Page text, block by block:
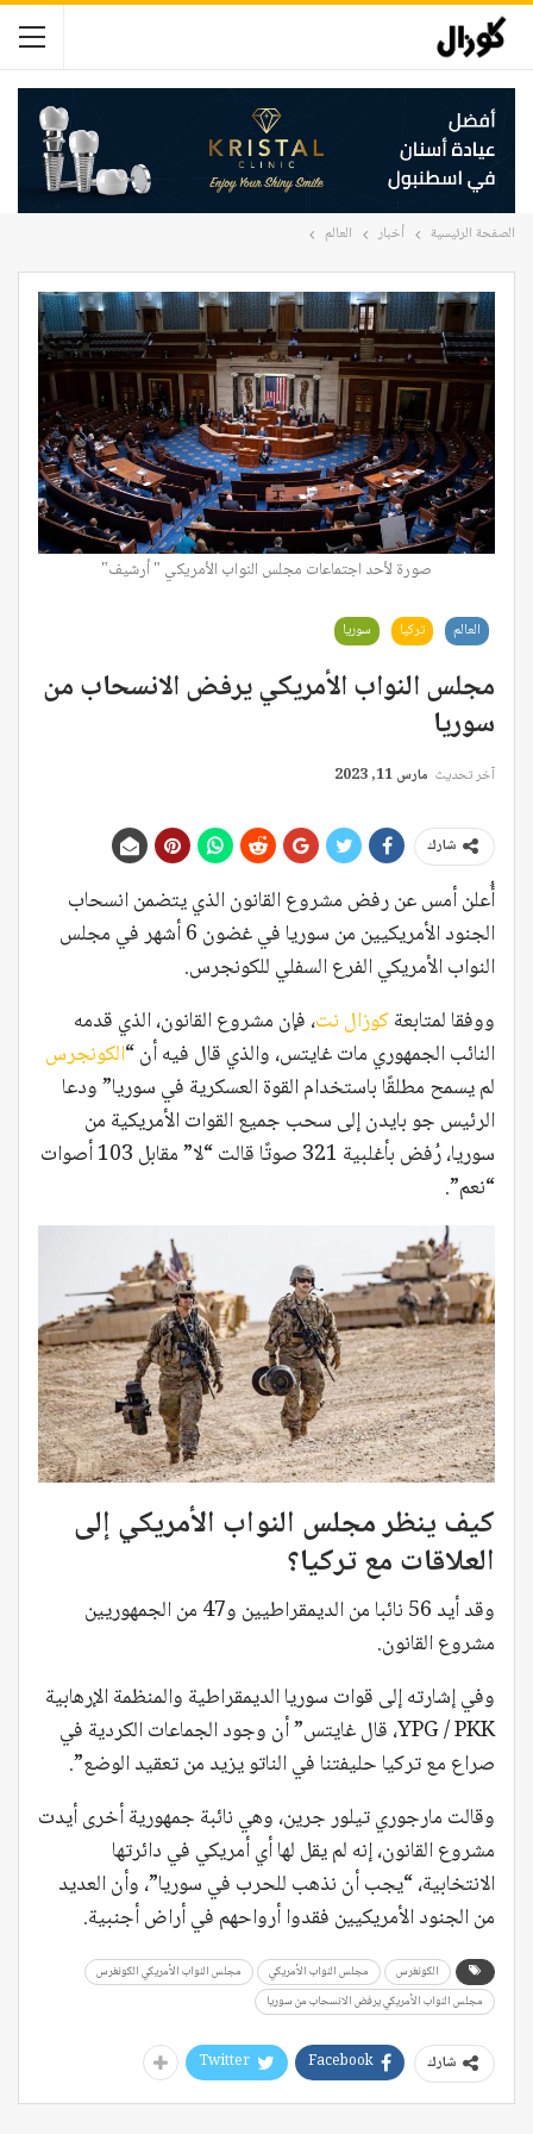
الصفحة الرئيسية أخبار العالم
صورة لأحد اجتماعات مجلس النواب الأمريكي " أرشيف"
العالم تركيا سوريا
مجلس النواب الأمريكي يرفض الانسحاب من
سوريا
آخر تحديث مارس 11, 2023
شارك
أُعلن أمس عن رفض مشروع القانون الذي يتضمن انسحاب
الجنود الأمريكيين من سوريا في غضون 6 أشهر في مجلس
النواب الأمريكي الفرع السفلي للكونجرس.
ووفقا لمتابعةكوزال نت، فإن مشروع القانون، الذي قدمه
النائب الجمهوري مات غايتس، والذي قال فيه أن “الكونجرس
لم يسمح مطلقًا باستخدام القوة العسكرية في سوريا” ودعا
الرئيس جو بايدن إلى سحب جميع القوات الأمريكية من
سوريا، رُفض بأغلبية 321 صوتًا قالت “لا” مقابل 103 أصوات
“نعم”.
كيف ينظر مجلس النواب الأمريكي إلى
العلاقات مع تركيا؟
وقد أيد 56 نائبا من الديمقراطيين و47 من الجمهوريين
مشروع القانون.
وفي إشارته إلى قوات سوريا الديمقراطية والمنظمة الإرهابية
YPG / PKK، قال غايتس” أن وجود الجماعات الكردية في
صراع مع تركيا حليفتنا في الناتو يزيد من تعقيد الوضع”.
وقالت مارجوري تيلور جرين، وهي نائبة جمهورية أخرى أيدت
مشروع القانون، إنه لم يقل لها أي أمريكي في دائرتها
الانتخابية، “يجب أن نذهب للحرب في سوريا”، وأن العديد
من الجنود الأمريكيين فقدوا أرواحهم في أراض أجنبية.
الكونغرس مجلس النواب الأمريكي
مجلس النواب الأمريكي الكونغرس
مجلس النواب الأمريكي يرفض الانسحاب من سوريا
شارك Facebook
Twitter